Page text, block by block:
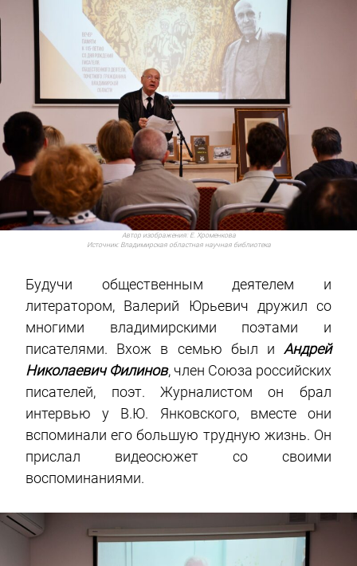
Автор изображения: Е. Хроменкова
Источник: Владимирская областная научная библиотека
Будучи общественным деятелем и
литератором, Валерий Юрьевич дружил со
многими владимирскими поэтами и
писателями. Вхож в семью был и Андрей
Николаевич Филинов, член Союза российских
писателей, поэт. Журналистом он брал
интервью у В.Ю. Янковского, вместе они
вспоминали его большую трудную жизнь. Он
прислал видеосюжет со своими
воспоминаниями.